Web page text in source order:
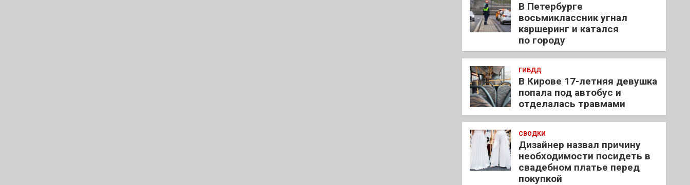
В Петербурге
восьмиклассник угнал
каршеринг и катался
по городу
ГИБДД
В Кирове 17-летняя девушка
попала под автобус и
отделалась травмами
СВОДКИ
Дизайнер назвал причину
необходимости посидеть в
свадебном платье перед
покупкой